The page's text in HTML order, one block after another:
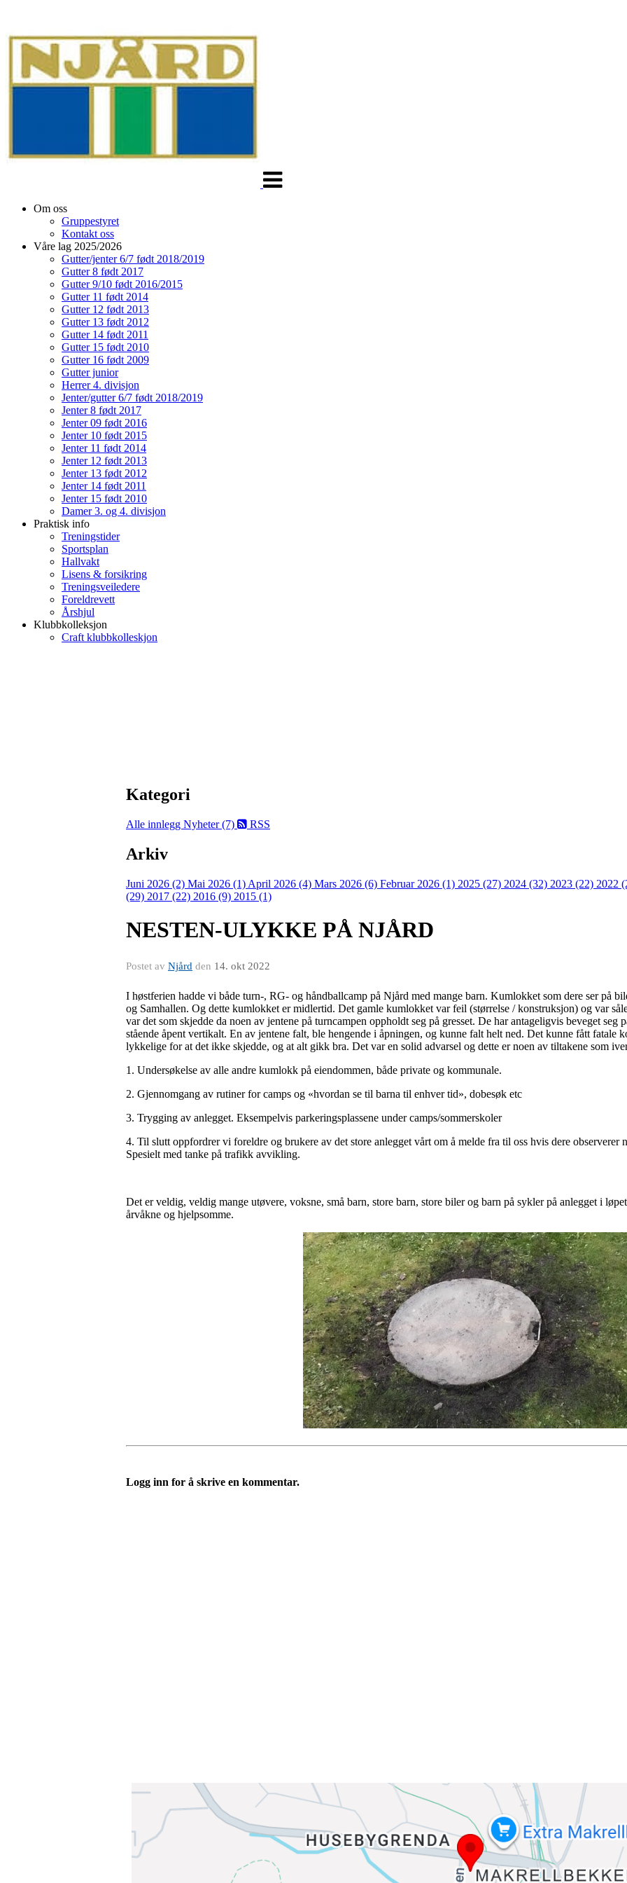
Om oss
Gruppestyret
Kontakt oss
Våre lag 2025/2026
Gutter/jenter 6/7 født 2018/2019
Gutter 8 født 2017
Gutter 9/10 født 2016/2015
Gutter 11 født 2014
Gutter 12 født 2013
Gutter 13 født 2012
Gutter 14 født 2011
Gutter 15 født 2010
Gutter 16 født 2009
Gutter junior
Herrer 4. divisjon
Jenter/gutter 6/7 født 2018/2019
Jenter 8 født 2017
Jenter 09 født 2016
Jenter 10 født 2015
Jenter 11 født 2014
Jenter 12 født 2013
Jenter 13 født 2012
Jenter 14 født 2011
Jenter 15 født 2010
Damer 3. og 4. divisjon
Praktisk info
Treningstider
Sportsplan
Hallvakt
Lisens & forsikring
Treningsveiledere
Foreldrevett
Årshjul
Klubbkolleksjon
Craft klubbkolleskjon
Kategori
Alle innlegg Nyheter (7) RSS
Arkiv
Juni 2026 (2) Mai 2026 (1) April 2026 (4) Mars 2026 (6) Februar 2026 (1) 2025 (27) 2024 (32) 2023 (22) 2022
(29) 2017 (22) 2016 (9) 2015 (1)
NESTEN-ULYKKE PÅ NJÅRD
Postet av Njård den 14. okt 2022
I høstferien hadde vi både turn-, RG- og håndballcamp på Njård med mange barn. Kumlokket som dere ser på
og Samhallen. Og dette kumlokket er midlertid. Det gamle kumlokket var feil (størrelse / konstruksjon) og var
var det som skjedde da noen av jentene på turncampen oppholdt seg på gresset. De har antageligvis beveget seg
stående åpent vertikalt. En av jentene falt, ble hengende i åpningen, og kunne falt helt ned. Det kunne fått fatale
lykkelige for at det ikke skjedde, og at alt gikk bra. Det var en solid advarsel og dette er noen av tiltakene som
1. Undersøkelse av alle andre kumlokk på eiendommen, både private og kommunale.
2. Gjennomgang av rutiner for camps og «hvordan se til barna til enhver tid», dobesøk etc
3. Trygging av anlegget. Eksempelvis parkeringsplassene under camps/sommerskoler
4. Til slutt oppfordrer vi foreldre og brukere av det store anlegget vårt om å melde fra til oss hvis dere observerer
Spesielt med tanke på trafikk avvikling.
Det er veldig, veldig mange utøvere, voksne, små barn, store barn, store biler og barn på sykler på anlegget i
årvåkne og hjelpsomme.
Logg inn for å skrive en kommentar.